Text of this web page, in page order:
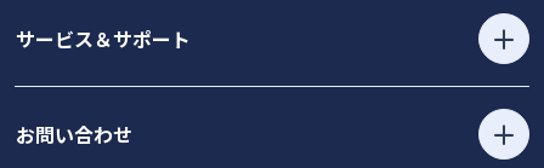
サービス＆サポート
お問い合わせ